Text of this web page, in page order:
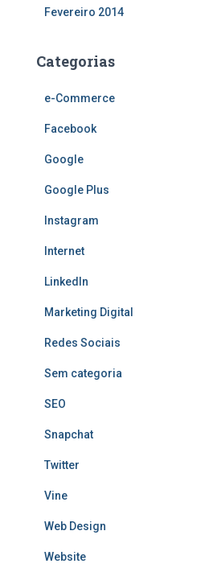
Fevereiro 2014
Categorias
e-Commerce
Facebook
Google
Google Plus
Instagram
Internet
LinkedIn
Marketing Digital
Redes Sociais
Sem categoria
SEO
Snapchat
Twitter
Vine
Web Design
Website